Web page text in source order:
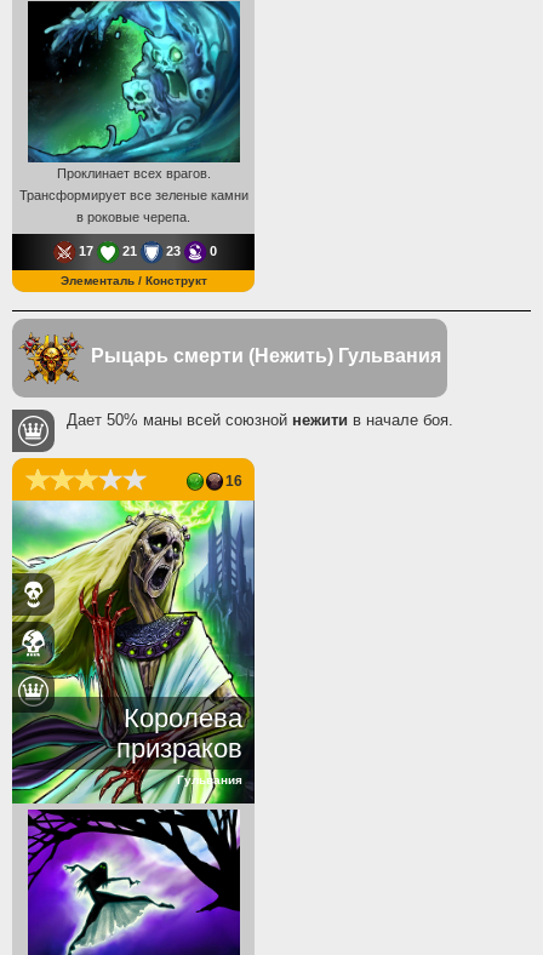
Проклинает всех врагов.
Трансформирует все зеленые камни
в роковые черепа.
17 21 23 0
Элементаль / Конструкт
Рыцарь смерти (Нежить) Гульвания
Дает 50% маны всей союзной нежити в начале боя.
16
Королева
призраков
Гульвания